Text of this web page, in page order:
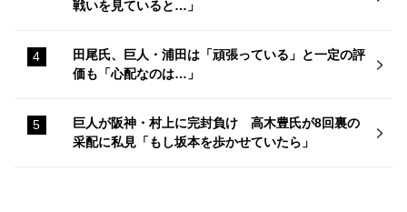
戦いを見ていると…」
田尾氏、巨人・浦田は「頑張っている」と一定の評
価も「心配なのは…」
巨人が阪神・村上に完封負け 高木豊氏が8回裏の
采配に私見「もし坂本を歩かせていたら」